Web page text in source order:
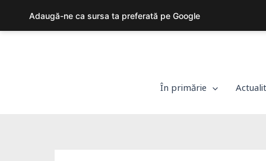
În primărie
Adaugă-ne ca sursa ta preferată pe Google